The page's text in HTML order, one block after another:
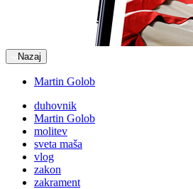
Nazaj
Martin Golob
duhovnik
Martin Golob
molitev
sveta maša
vlog
zakon
zakrament